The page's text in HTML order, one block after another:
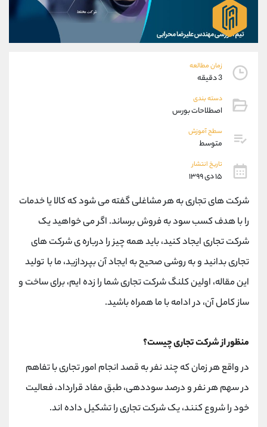
زمان مطالعه
3 دقیقه
دسته بندی
اصطلاحات بورس
سطح آموزش
متوسط
تاریخ انتشار
۱۵ دی ۱۳۹۹
شرکت های تجاری به هر مشاغلی گفته می شود که کالا یا خدمات
را با هدف کسب سود به فروش برساند. اگر می خواهید یک
شرکت تجاری ایجاد کنید، باید همه چیز را درباره ی شرکت های
تجاری بدانید و به روشی صحیح به ایجاد آن بپردازید، ما با تولید
این مقاله، اولین کلنگ شرکت تجاری شما را زده ایم، برای ساخت و
ساز کامل آن، در ادامه با ما همراه باشید.
منظور از شرکت تجاری چیست؟
در واقع هر زمان که چند نفر به قصد انجام امور تجاری با تفاهم
در سهم هر نفر و درصد سوددهی، طبق مفاد قرارداد، فعالیت
خود را شروع کنند، یک شرکت تجاری را تشکیل داده اند.
09101364784
واتساپ شروع گفتگو
تلگرام @Armteam_admin_104
پشتیبان فروش
موبایل
واتساپ
داخلی
اطلاعات تماس (دفتر فروش)
تلفن 021-22021030
بدون پیش شماره 90001030
اینستاگرام @alireza.mehrabii
کانال تلگرام @alirezamehrabi_com